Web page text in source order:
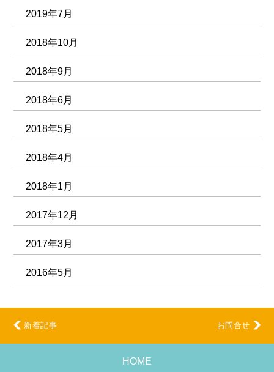
2019年7月
2018年10月
2018年9月
2018年6月
2018年5月
2018年4月
2018年1月
2017年12月
2017年3月
2016年5月
新着記事 お問合せ
HOME